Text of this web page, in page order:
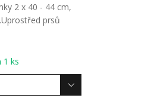
2 x 40 - 44 cm,
prsů
1 ks